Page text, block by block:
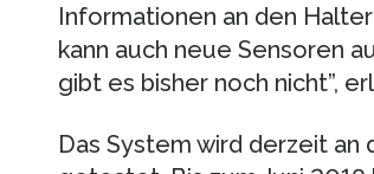
Informationen an den
kann auch neue Sensoren
gibt es bisher noch nicht”,
Das System wird derzeit an